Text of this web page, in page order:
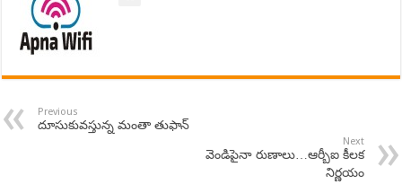
Previous
దూసుకువస్తున్న మంతా తుఫాన్
Next
వెండిపైనా రుణాలు…ఆర్బీఐ కీలక
నిర్ణయం